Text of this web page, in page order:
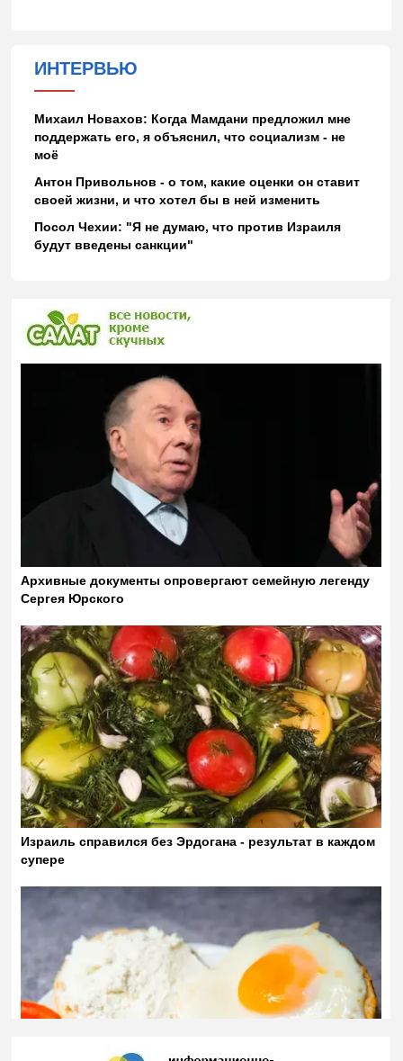
ИНТЕРВЬЮ
Михаил Новахов: Когда Мамдани предложил мне
поддержать его, я объяснил, что социализм - не
моё
Антон Привольнов - о том, какие оценки он ставит
своей жизни, и что хотел бы в ней изменить
Посол Чехии: "Я не думаю, что против Израиля
будут введены санкции"